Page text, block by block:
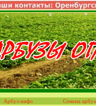
Арбуз-инфо Семена